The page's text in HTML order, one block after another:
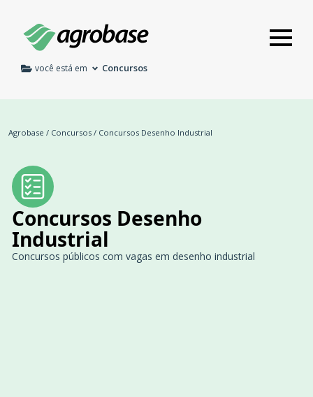
você está em Concursos
Agrobase / Concursos / Concursos Desenho Industrial
Concursos Desenho
Industrial
Concursos públicos com vagas em desenho industrial